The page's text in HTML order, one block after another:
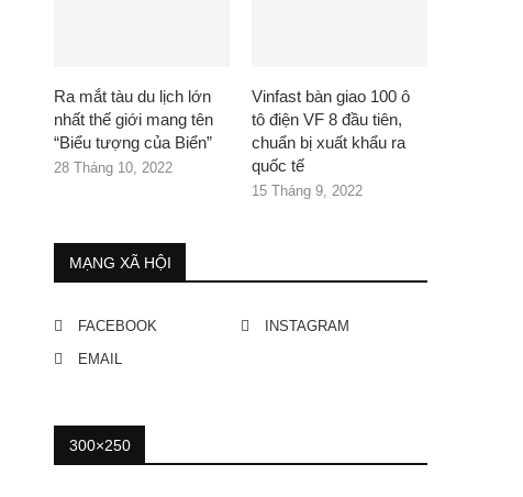
Ra mắt tàu du lịch lớn
nhất thế giới mang tên
“Biểu tượng của Biển”
28 Tháng 10, 2022
Vinfast bàn giao 100 ô
tô điện VF 8 đầu tiên,
chuẩn bị xuất khẩu ra
quốc tế
15 Tháng 9, 2022
MẠNG XÃ HỘI
FACEBOOK
INSTAGRAM
EMAIL
300×250